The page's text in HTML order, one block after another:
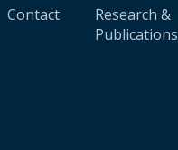
Contact
Research &
Publications